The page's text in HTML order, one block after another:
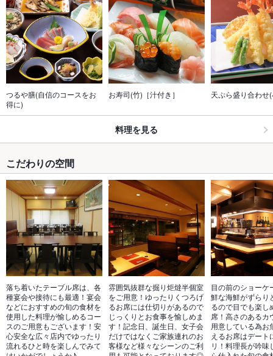
つるや膳(自信のコースをお
得に)
お寿司(竹)［汁付き］ 天ぷら盛り合わせ
料理を見る
こだわりの空間
落ち着いたテーブル席は、各
種宴会や接待にも最適！宴会
などにおすすめの旬の食材を
使用した料理が愉しめるコー
スのご用意もございます！安
心安全な広々店内でゆったり
流れるひと時を楽しんでみて
雰囲気抜群な掘り炬燵半個室
をご用意！ゆったりくつろげ
るお席には仕切りがあるので
じっくりとお食事を愉しめま
す！記念日、誕生日、女子会
だけではなくご家族連れのお
客様など様々なシーンのご利
目の前のショーケ
鮮な海鮮がずらり
るので目でも楽し
席！高さのあるカ
用意している為お
えるお席はデート
リ！料理長が吟味